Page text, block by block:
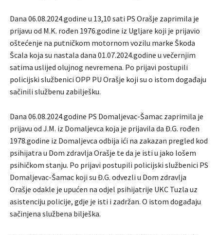
Dana 06.08.2024.godine u 13,10 sati PS Orašje zaprimila je
prijavu od M.K. rođen 1976.godine iz Ugljare koji je prijavio
oštećenje na putničkom motornom vozilu marke Škoda
Šcala koja su nastala dana 01.07.2024.godine u večernjim
satima uslijed olujnog nevremena. Po prijavi postupili
policijski službenici OPP PU Orašje koji su o istom događaju
sačinili službenu zabilješku.
Dana 06.08.2024.godine PS Domaljevac-Šamac zaprimila je
prijavu od J.M. iz Domaljevca koja je prijavila da Đ.G. rođen
1978.godine iz Domaljevca odbija ići na zakazan pregled kod
psihijatra u Dom zdravlja Orašje te da je isti u jako lošem
psihičkom stanju. Po prijavi postupili policijski službenici PS
Domaljevac-Šamac koji su Đ.G. odvezli u Dom zdravlja
Orašje odakle je upućen na odjel psihijatrije UKC Tuzla uz
asistenciju policije, gdje je isti i zadržan. O istom događaju
sačinjena službena bilješka.